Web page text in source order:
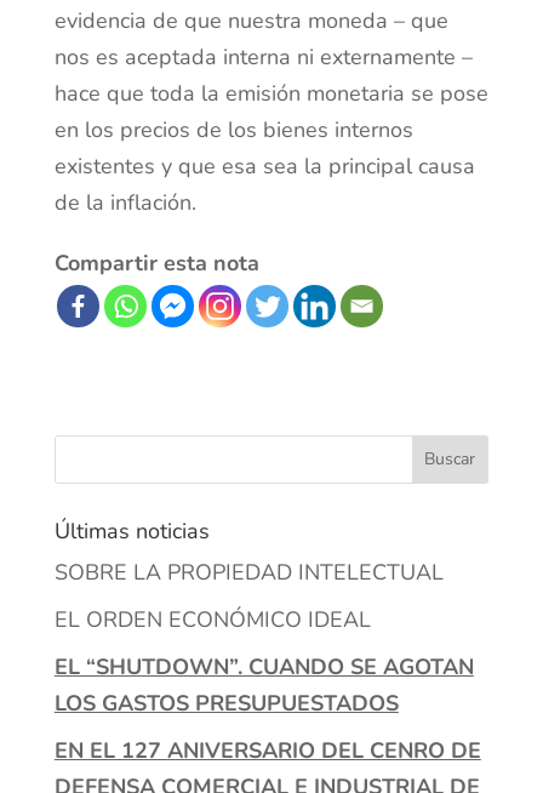
evidencia de que nuestra moneda – que
nos es aceptada interna ni externamente –
hace que toda la emisión monetaria se pose
en los precios de los bienes internos
existentes y que esa sea la principal causa
de la inflación.
Compartir esta nota
Últimas noticias
SOBRE LA PROPIEDAD INTELECTUAL
EL ORDEN ECONÓMICO IDEAL
EL “SHUTDOWN”. CUANDO SE AGOTAN
LOS GASTOS PRESUPUESTADOS
EN EL 127 ANIVERSARIO DEL CENRO DE
DEFENSA COMERCIAL E INDUSTRIAL DE